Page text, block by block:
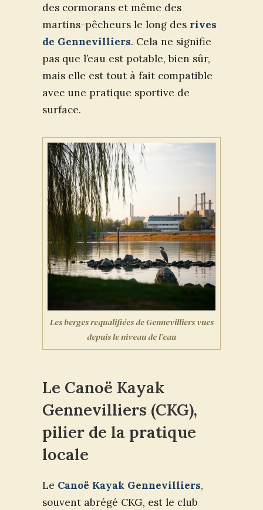
des cormorans et même des
martins-pêcheurs le long des rives
de Gennevilliers. Cela ne signifie
pas que l’eau est potable, bien sûr,
mais elle est tout à fait compatible
avec une pratique sportive de
surface.
Les berges requalifiées de Gennevilliers vues
depuis le niveau de l’eau
Le Canoë Kayak
Gennevilliers (CKG),
pilier de la pratique
locale
Le Canoë Kayak Gennevilliers,
souvent abrégé CKG, est le club